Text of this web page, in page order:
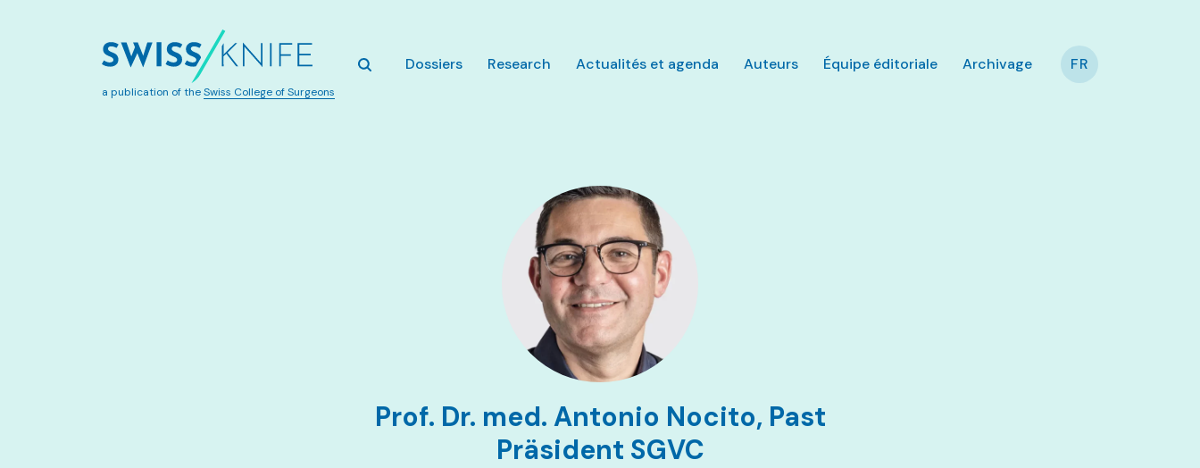
a publication of theSwiss College of Surgeons
Dossiers Research Actualités et agenda Auteurs Équipe éditoriale Archivage FR
Prof. Dr. med. Antonio Nocito, Past
Präsident SGVC